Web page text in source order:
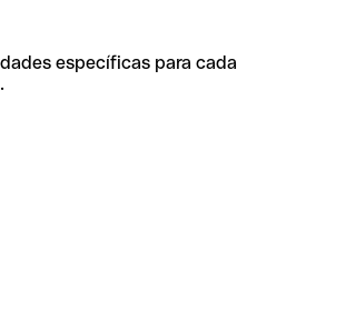
específicas para cada